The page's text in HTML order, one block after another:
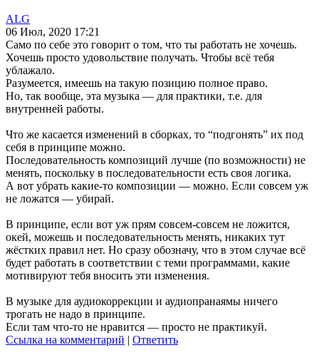
ALG
06 Июл, 2020 17:21
Само по себе это говорит о том, что ты работать не хочешь.
Хочешь просто удовольствие получать. Чтобы всё тебя
ублажало.
Разумеется, имеешь на такую позицию полное право.
Но, так вообще, эта музыка — для практики, т.е. для
внутренней работы.
Что же касается изменений в сборках, то “подгонять” их под
себя в принципе можно.
Последовательность композиций лучше (по возможности) не
менять, поскольку в последовательности есть своя логика.
А вот убрать какие-то композиции — можно. Если совсем уж
не ложатся — убирай.
В принципе, если вот уж прям совсем-совсем не ложится,
окей, можешь и последовательность менять, никаких тут
жёстких правил нет. Но сразу обозначу, что в этом случае всё
будет работать в соответствии с теми программами, какие
мотивируют тебя вносить эти изменения.
В музыке для аудиокоррекции и аудиопранаямы ничего
трогать не надо в принципе.
Если там что-то не нравится — просто не практикуй.
Ссылка на комментарий | Ответить